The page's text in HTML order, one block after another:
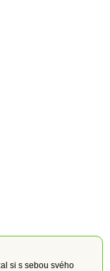
si s sebou svého